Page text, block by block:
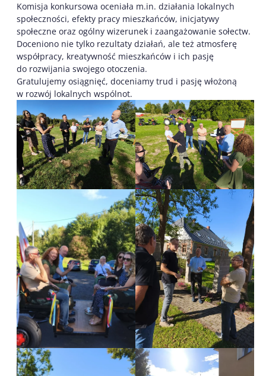
Komisja konkursowa oceniała m.in. działania lokalnych
społeczności, efekty pracy mieszkańców, inicjatywy
społeczne oraz ogólny wizerunek i zaangażowanie sołectw.
Doceniono nie tylko rezultaty działań, ale też atmosferę
współpracy, kreatywność mieszkańców i ich pasję
do rozwijania swojego otoczenia.
Gratulujemy osiągnięć, doceniamy trud i pasję włożoną
w rozwój lokalnych wspólnot.